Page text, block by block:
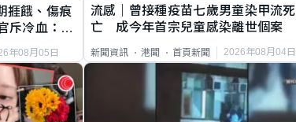
捱餓、傷痕
冷血：同
年08月05日
流感｜曾接種疫苗七歲男童染甲流死
亡 成今年首宗兒童感染離世個案
新聞資訊 港聞 首頁新聞 2026年08月04日